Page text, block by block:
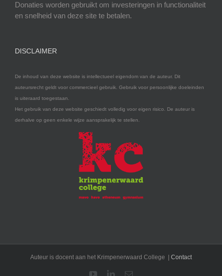
Donaties worden gebruikt om investeringen in functionaliteit
en snelheid van deze site te betalen.
DISCLAIMER
De inhoud van deze website is intellectueel eigendom van de auteur. Dit
auteursrecht geldt voor commercieel gebruik. Gebruik voor persoonlijke doeleinden
is uiteraard toegestaan.
Het gebruik van deze website geschiedt volledig voor eigen risico. De auteur is
derhalve op geen enkele wijze aansprakelijk te stellen.
Auteur is docent aan het Krimpenerwaard College | Contact
YouTubeLinkedIn
E-